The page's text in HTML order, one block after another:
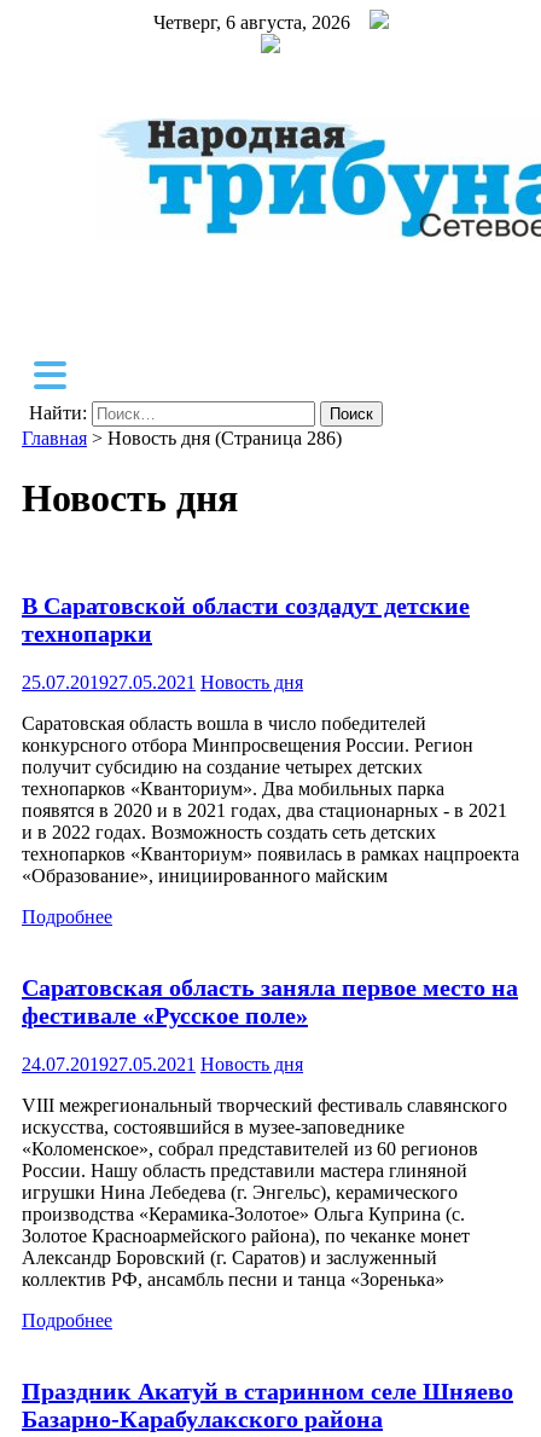
Четверг, 6 августа, 2026
Найти:
Главная > Новость дня (Страница 286)
Новость дня
В Саратовской области создадут детские
технопарки
25.07.201927.05.2021 Новость дня
Саратовская область вошла в число победителей
конкурсного отбора Минпросвещения России. Регион
получит субсидию на создание четырех детских
технопарков «Кванториум». Два мобильных парка
появятся в 2020 и в 2021 годах, два стационарных - в 2021
и в 2022 годах. Возможность создать сеть детских
технопарков «Кванториум» появилась в рамках нацпроекта
«Образование», инициированного майским
Подробнее
Саратовская область заняла первое место на
фестивале «Русское поле»
24.07.201927.05.2021 Новость дня
VIII межрегиональный творческий фестиваль славянского
искусства, состоявшийся в музее-заповеднике
«Коломенское», собрал представителей из 60 регионов
России. Нашу область представили мастера глиняной
игрушки Нина Лебедева (г. Энгельс), керамического
производства «Керамика-Золотое» Ольга Куприна (с.
Золотое Красноармейского района), по чеканке монет
Александр Боровский (г. Саратов) и заслуженный
коллектив РФ, ансамбль песни и танца «Зоренька»
Подробнее
Праздник Акатуй в старинном селе Шняево
Базарно-Карабулакского района